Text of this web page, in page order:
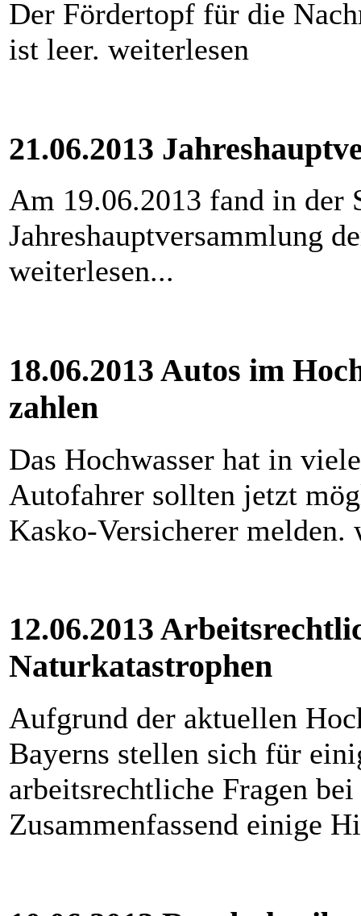
Der Fördertopf für die
ist leer. weiterlesen
21.06.2013
Am 19.06.2013 fand in der
Jahreshauptversammlung
weiterlesen...
18.06.2013 Autos im
zahlen
Das Hochwasser hat in
Autofahrer sollten jetzt
Kasko-Versicherer melden.
12.06.2013
Naturkatastrophen
Aufgrund der aktuellen
Bayerns stellen sich für
arbeitsrechtliche Fragen
Zusammenfassend einige